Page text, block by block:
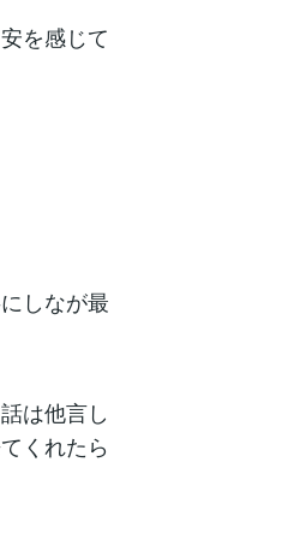
を感じて
しなが最
は他言し
くれたら